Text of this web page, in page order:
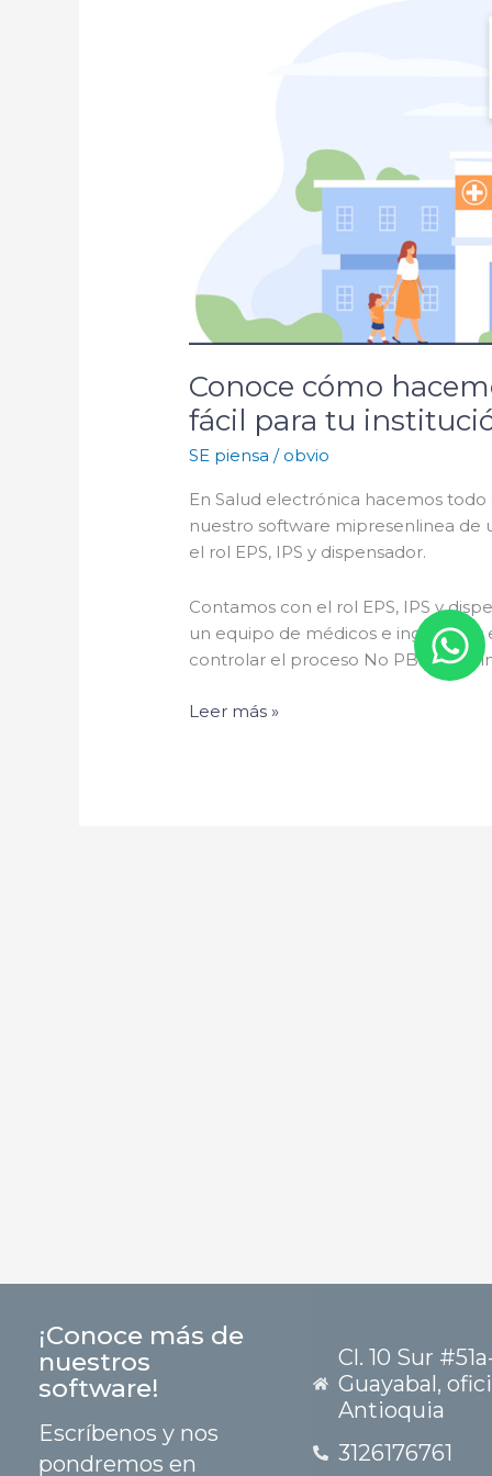
Conoce cómo
fácil para tu
SE piensa / obvio
En Salud electrónica hacemos
nuestro software mipresenlinea de
el rol EPS, IPS y dispensador.
Contamos con el rol EPS, IPS y
un equipo de médicos e ingenieros
controlar el proceso No PBS en tu
Leer más »
¡Conoce más de
nuestros
software!
Escríbenos y nos
pondremos en
Cl. 10 Sur
Guayabal,
Antioquia
3126176761